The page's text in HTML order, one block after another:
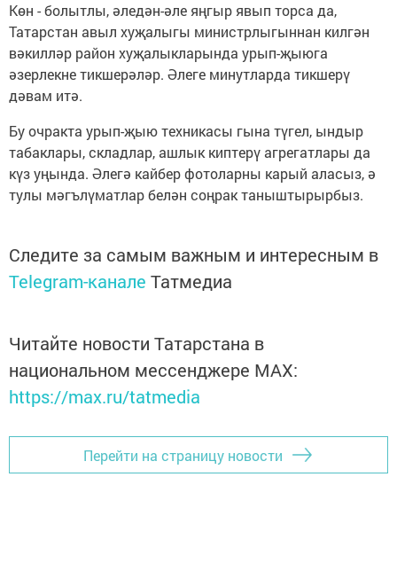
Көн - болытлы, әледән-әле яңгыр явып торса да,
Татарстан авыл хуҗалыгы министрлыгыннан килгән
вәкилләр район хуҗалыкларында урып-җыюга
әзерлекне тикшерәләр. Әлеге минутларда тикшерү
дәвам итә.
Бу очракта урып-җыю техникасы гына түгел, ындыр
табаклары, складлар, ашлык киптерү агрегатлары да
күз уңында. Әлегә кайбер фотоларны карый аласыз, ә
тулы мәгълүматлар белән соңрак таныштырырбыз.
Следите за самым важным и интересным в
Telegram-канале Татмедиа
Читайте новости Татарстана в
национальном мессенджере MАХ:
https://max.ru/tatmedia
Перейти на страницу новости